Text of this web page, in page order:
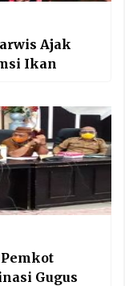
Ajak
Ikan
Gugus